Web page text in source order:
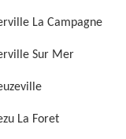
La Campagne
Sur Mer
La Foret